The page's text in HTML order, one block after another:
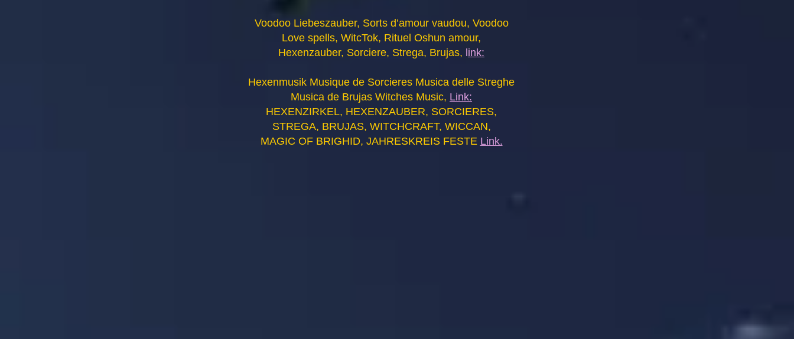
Voodoo Liebeszauber, Sorts d’amour vaudou, Voodoo
Love spells, WitcTok, Rituel Oshun amour,
Hexenzauber, Sorciere, Strega, Brujas, ink:
Hexenmusik Musique de Sorcieres Musica delle Streghe
Musica de Brujas Witches Music, Link:
HEXENZIRKEL, HEXENZAUBER, SORCIERES,
STREGA, BRUJAS, WITCHCRAFT, WICCAN,
MAGIC OF BRIGHID, JAHRESKREIS FESTE Link.